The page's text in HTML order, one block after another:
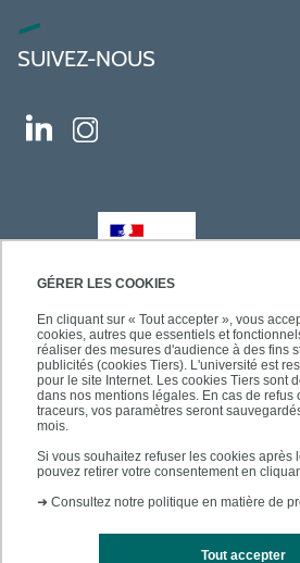
GÉRER LES COOKIES
En cliquant sur « Tout accepter », vous
cookies, autres que essentiels et
réaliser des mesures d'audience à des fins
publicités (cookies Tiers). L'université est
pour le site Internet. Les cookies Tiers sont
dans nos mentions légales. En cas de refus
traceurs, vos paramètres seront
mois.
Si vous souhaitez refuser les cookies après
pouvez retirer votre consentement en
➜ Consultez notre politique en matière de
Tout accepter
SUIVEZ-NOUS